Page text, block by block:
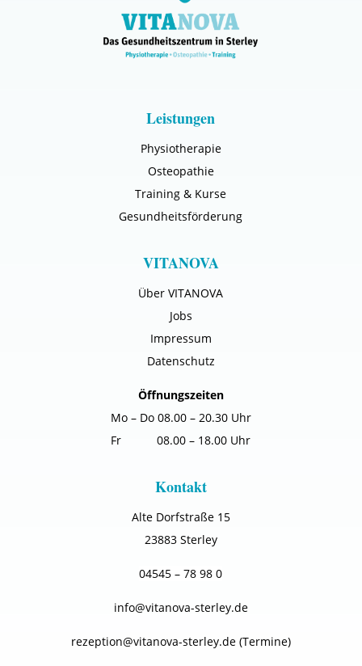
Leistungen
Physiotherapie
Osteopathie
Training & Kurse
Gesundheitsförderung
VITANOVA
Über VITANOVA
Jobs
Impressum
Datenschutz
Öffnungszeiten
Mo – Do 08.00 – 20.30 Uhr
Fr 08.00 – 18.00 Uhr
Kontakt
Alte Dorfstraße 15
23883 Sterley
04545 – 78 98 0
info@vitanova-sterley.de
rezeption@vitanova-sterley.de(Termine)